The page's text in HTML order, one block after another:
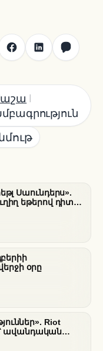
Սաունդերս».
եթերով դիտել
օրը
Riot
ավանդական
|